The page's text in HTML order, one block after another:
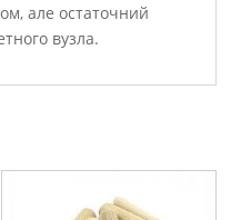
але остаточний
вузла.